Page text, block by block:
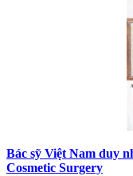
Bác sỹ Việt Nam duy
Cosmetic Surgery